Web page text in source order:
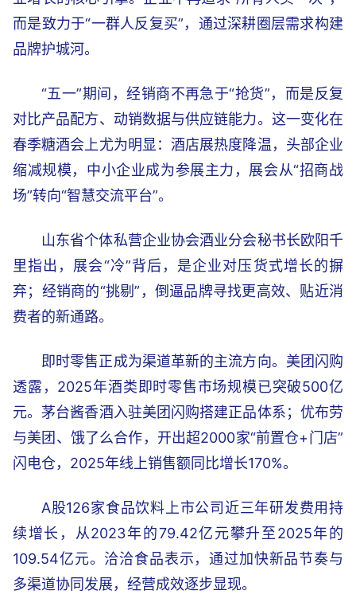
而是致力于“一群人反复买”，通过深耕圈层需求构建
品牌护城河。
“五一”期间，经销商不再急于“抢货”，而是反复
对比产品配方、动销数据与供应链能力。这一变化在
春季糖酒会上尤为明显：酒店展热度降温，头部企业
缩减规模，中小企业成为参展主力，展会从“招商战
场”转向“智慧交流平台”。
山东省个体私营企业协会酒业分会秘书长欧阳千
里指出，展会“冷”背后，是企业对压货式增长的摒
弃；经销商的“挑剔”，倒逼品牌寻找更高效、贴近消
费者的新通路。
即时零售正成为渠道革新的主流方向。美团闪购
透露，2025年酒类即时零售市场规模已突破500亿
元。茅台酱香酒入驻美团闪购搭建正品体系；优布劳
与美团、饿了么合作，开出超2000家“前置仓+门店”
闪电仓，2025年线上销售额同比增长170%。
A股126家食品饮料上市公司近三年研发费用持
续增长，从2023年的79.42亿元攀升至2025年的
109.54亿元。洽洽食品表示，通过加快新品节奏与
多渠道协同发展，经营成效逐步显现。